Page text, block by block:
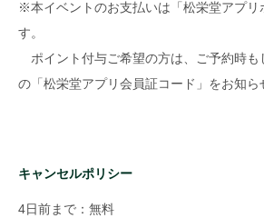
※本イベントのお支払いは「松栄堂アプリ
す。
ポイント付与ご希望の方は、ご予約時も
の「松栄堂アプリ会員証コード」をお知ら
キャンセルポリシー
4日前まで：無料